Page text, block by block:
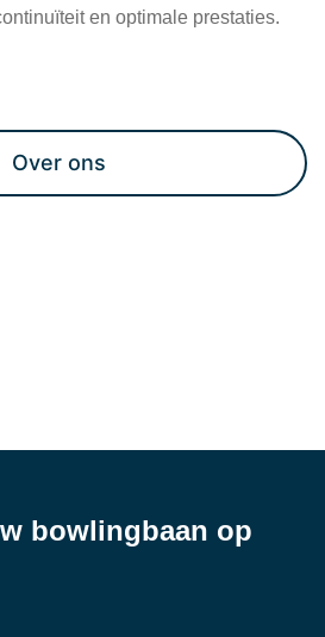
en optimale prestaties.
Over ons
bowlingbaan op